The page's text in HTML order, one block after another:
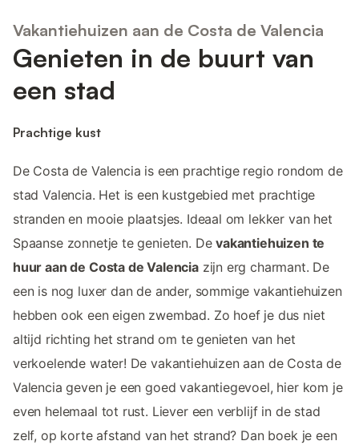
Vakantiehuizen aan de Costa de Valencia
Genieten in de buurt van
een stad
Prachtige kust
De Costa de Valencia is een prachtige regio rondom de
stad Valencia. Het is een kustgebied met prachtige
stranden en mooie plaatsjes. Ideaal om lekker van het
Spaanse zonnetje te genieten. Devakantiehuizen te
huur aan de Costa de Valenciazijn erg charmant. De
een is nog luxer dan de ander, sommige vakantiehuizen
hebben ook een eigen zwembad. Zo hoef je dus niet
altijd richting het strand om te genieten van het
verkoelende water! De vakantiehuizen aan de Costa de
Valencia geven je een goed vakantiegevoel, hier kom je
even helemaal tot rust. Liever een verblijf in de stad
zelf, op korte afstand van het strand? Dan boek je een